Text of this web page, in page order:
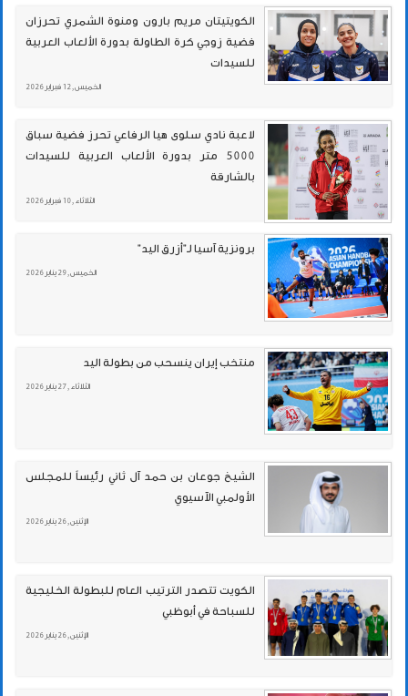
الكويتيتان مريم بارون ومنوة الشمري تحرزان
فضية زوجي كرة الطاولة بدورة الألعاب العربية
للسيدات
الخميس , 12 فبراير 2026
لاعبة نادي سلوى هيا الرفاعي تحرز فضية سباق
5000 متر بدورة الألعاب العربية للسيدات
بالشارقة
الثلاثاء , 10 فبراير 2026
برونزية آسيا لـ"أزرق اليد"
الخميس , 29 يناير 2026
منتخب إيران ينسحب من بطولة اليد
الثلاثاء , 27 يناير 2026
الشيخ جوعان بن حمد آل ثاني رئيساً للمجلس
الأولمبي الآسيوي
الإثنين , 26 يناير 2026
الكويت تتصدر الترتيب العام للبطولة الخليجية
للسباحة في أبوظبي
الإثنين , 26 يناير 2026